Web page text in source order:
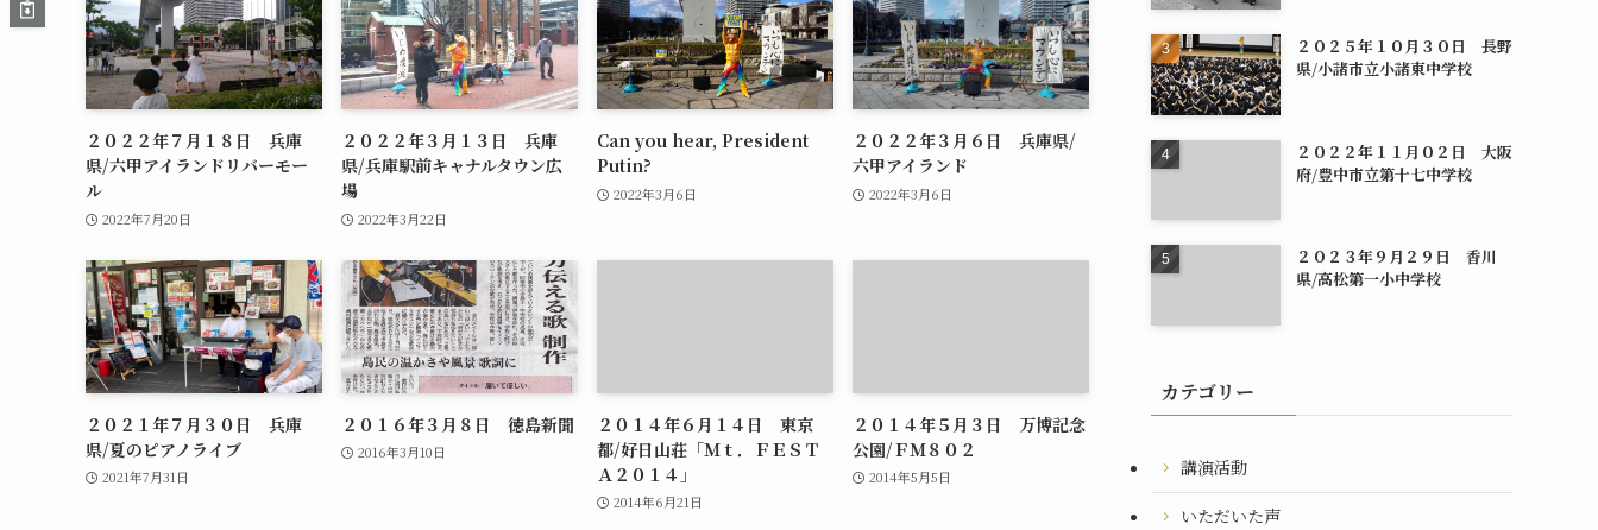
２０２２年７月１８日 兵庫
県/六甲アイランドリバーモー
ル
2022年7月20日
２０２２年３月１３日 兵庫
県/兵庫駅前キャナルタウン広
場
2022年3月22日
Can you hear, President
Putin?
2022年3月6日
２０２２年３月６日 兵庫県/
六甲アイランド
2022年3月6日
２０２１年７月３０日 兵庫
県/夏のピアノライブ
2021年7月31日
２０１６年３月８日 徳島新聞
2016年3月10日
２０１４年６月１４日 東京
都/好日山荘「Ｍｔ．ＦＥＳＴ
Ａ２０１４」
2014年6月21日
２０１４年５月３日 万博記念
公園/ＦＭ８０２
2014年5月5日
２０２５年１０月３０日 長野
県/小諸市立小諸東中学校
２０２２年１１月０２日 大阪
府/豊中市立第十七中学校
２０２３年９月２９日 香川
県/高松第一小中学校
カテゴリー
講演活動
いただいた声